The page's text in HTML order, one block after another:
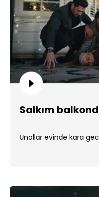
Salkım
Ünallar evinde kara